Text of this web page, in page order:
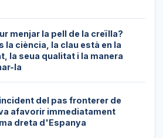
menjar la pell de la creïlla?
la ciència, la clau està en la
la seua qualitat i la manera
la
del pas fronterer de
afavorir immediatament
dreta d'Espanya